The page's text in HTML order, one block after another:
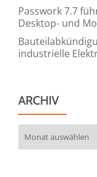
Passwork 7.7
Desktop- und
industrielle
ARCHIV